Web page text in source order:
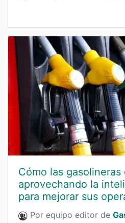
Cómo las gasolineras
aprovechando la
para mejorar sus
Por equipo editor de